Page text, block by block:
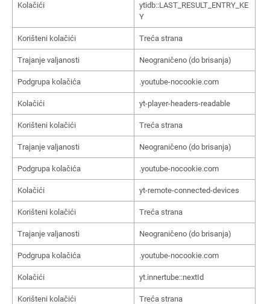
Kolačići
ytidb::LAST_RESULT_ENTRY_KE
Y
Korišteni kolačići Treća strana
Trajanje valjanosti Neograničeno (do brisanja)
Podgrupa kolačića .youtube-nocookie.com
Kolačići yt-player-headers-readable
Korišteni kolačići Treća strana
Trajanje valjanosti Neograničeno (do brisanja)
Podgrupa kolačića .youtube-nocookie.com
Kolačići yt-remote-connected-devices
Korišteni kolačići Treća strana
Trajanje valjanosti Neograničeno (do brisanja)
Podgrupa kolačića .youtube-nocookie.com
Kolačići yt.innertube::nextId
Korišteni kolačići Treća strana